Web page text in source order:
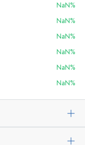
NaN%
NaN%
NaN%
NaN%
NaN%
NaN%